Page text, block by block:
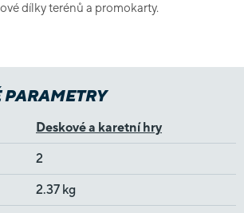
dílky terénů a promokarty.
Deskové a karetní hry
2
2.37 kg